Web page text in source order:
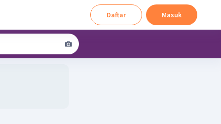
Daftar Masuk